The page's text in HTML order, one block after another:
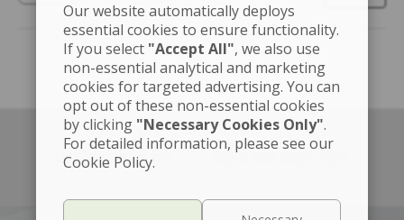
Left box align left Right box align right
Our website automatically deploys
essential cookies to ensure functionality.
If you select "Accept All", we also use
non-essential analytical and marketing
cookies for targeted advertising. You can
opt out of these non-essential cookies
by clicking "Necessary Cookies Only".
For detailed information, please see our
Cookie Policy.